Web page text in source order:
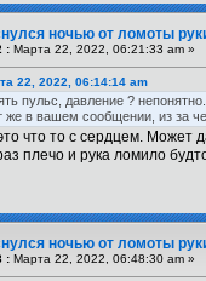
ночью от ломоты
: Марта 22, 2022, 06:21:33 am »
22, 2022, 06:14:14 am
пульс, давление ? непонятно.
же в вашем сообщении, из за
что то с сердцем.
плечо и рука ломило
ночью от ломоты
: Марта 22, 2022, 06:48:30 am »